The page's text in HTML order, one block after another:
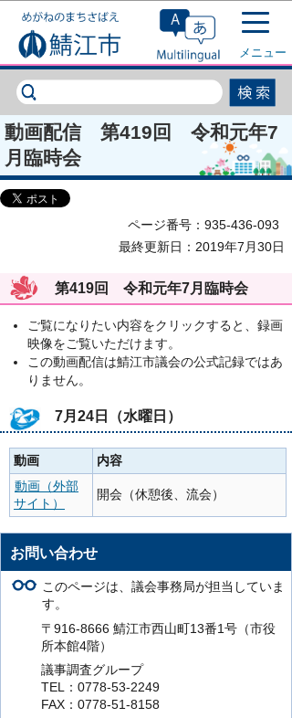
このページの本文へ移動
メニュー
動画配信 第419回 令和元年7
月臨時会
ページ番号：935-436-093
最終更新日：2019年7月30日
第419回 令和元年7月臨時会
ご覧になりたい内容をクリックすると、録画
映像をご覧いただけます。
この動画配信は鯖江市議会の公式記録ではあ
りません。
7月24日（水曜日）
動画
内容
動画（外部
サイト）
開会（休憩後、流会）
お問い合わせ
このページは、議会事務局が担当していま
す。
〒916-8666 鯖江市西山町13番1号（市役
所本館4階）
議事調査グループ
TEL：0778-53-2249
FAX：0778-51-8158